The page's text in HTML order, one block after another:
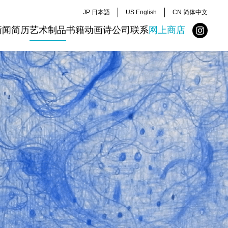
简历艺术制品书籍动画诗公司 联系网上商店
US English
JP 日本語 CN 简体中文